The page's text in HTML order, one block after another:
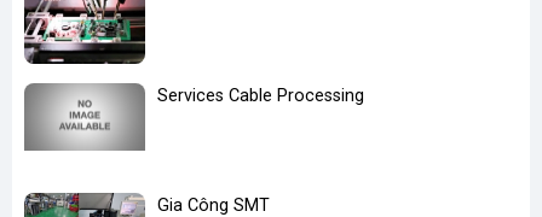
Services Cable Processing
Gia Công SMT